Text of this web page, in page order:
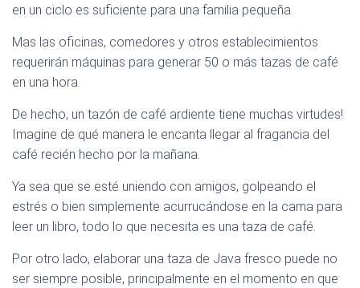
en un ciclo es suficiente para una familia pequeña.
Mas las oficinas, comedores y otros establecimientos
requerirán máquinas para generar 50 o más tazas de café
en una hora.
De hecho, un tazón de café ardiente tiene muchas virtudes!
Imagine de qué manera le encanta llegar al fragancia del
café recién hecho por la mañana.
Ya sea que se esté uniendo con amigos, golpeando el
estrés o bien simplemente acurrucándose en la cama para
leer un libro, todo lo que necesita es una taza de café.
Por otro lado, elaborar una taza de Java fresco puede no
ser siempre posible, principalmente en el momento en que